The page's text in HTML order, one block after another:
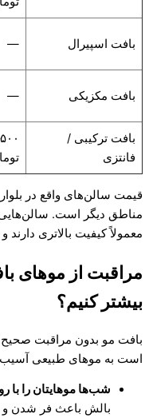
بافت اسپیرال —
بافت مکزیکی —
بافت ترکیبی /
فانتزی
قیمت سالن‌های واقع در بلوار
مناطق دیگر است. سالن‌هایی
معمولاً کیفیت بالاتری
مراقبت از موهای
بیشتر کنیم؟
بافت مو بدون مراقبت
است به موهای طبیعی آسیب
شب‌ها موهایتان را با
بالش باعث فر شدن